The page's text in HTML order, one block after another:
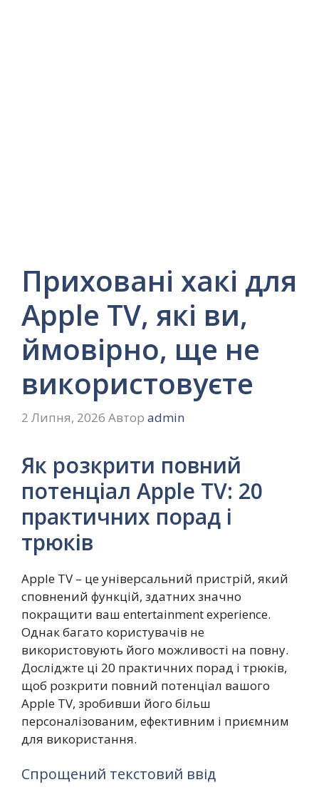
Приховані хакі для
Apple TV, які ви,
ймовірно, ще не
використовуєте
2 Липня, 2026 Автор admin
Як розкрити повний
потенціал Apple TV: 20
практичних порад і
трюків
Apple TV – це універсальний пристрій, який
сповнений функцій, здатних значно
покращити ваш entertainment experience.
Однак багато користувачів не
використовують його можливості на повну.
Досліджте ці 20 практичних порад і трюків,
щоб розкрити повний потенціал вашого
Apple TV, зробивши його більш
персоналізованим, ефективним і приємним
для використання.
Спрощений текстовий ввід